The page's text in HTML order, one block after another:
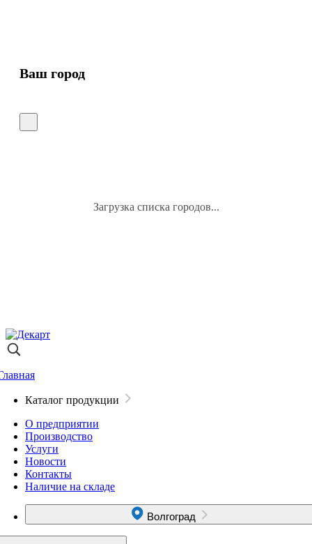
Ваш город
Загрузка списка городов...
Каталог продукции
О предприятии
Производство
Услуги
Новости
Контакты
Наличие на складе
Волгоград